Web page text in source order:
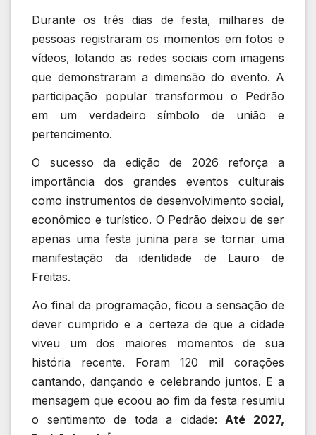
Durante os três dias de festa, milhares de
pessoas registraram os momentos em fotos e
vídeos, lotando as redes sociais com imagens
que demonstraram a dimensão do evento. A
participação popular transformou o Pedrão
em um verdadeiro símbolo de união e
pertencimento.
O sucesso da edição de 2026 reforça a
importância dos grandes eventos culturais
como instrumentos de desenvolvimento social,
econômico e turístico. O Pedrão deixou de ser
apenas uma festa junina para se tornar uma
manifestação da identidade de Lauro de
Freitas.
Ao final da programação, ficou a sensação de
dever cumprido e a certeza de que a cidade
viveu um dos maiores momentos de sua
história recente. Foram 120 mil corações
cantando, dançando e celebrando juntos. E a
mensagem que ecoou ao fim da festa resumiu
o sentimento de toda a cidade: Até 2027,